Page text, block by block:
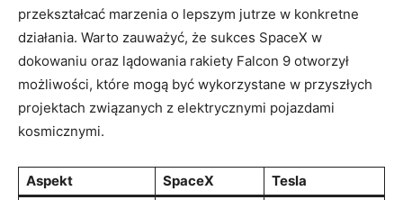
przekształcać marzenia o lepszym jutrze w konkretne
działania. Warto zauważyć, że sukces SpaceX w
dokowaniu oraz lądowania rakiety Falcon 9 otworzył
możliwości, które mogą być wykorzystane w przyszłych
projektach związanych z elektrycznymi pojazdami
kosmicznymi.
Aspekt SpaceX
Tesla